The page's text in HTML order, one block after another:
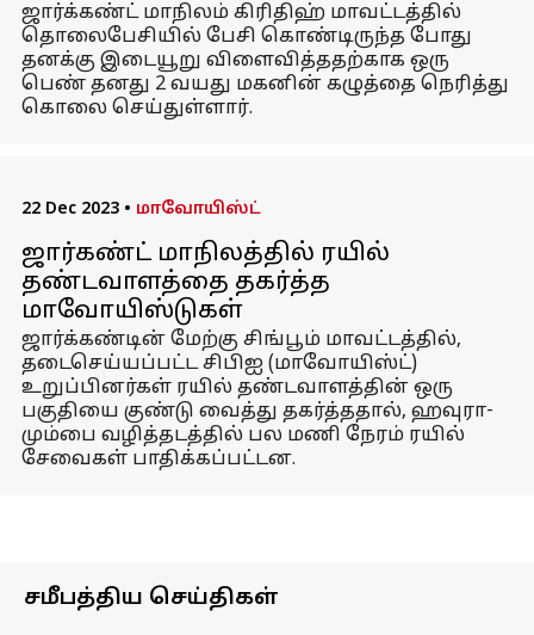
ஜார்க்கண்ட் மாநிலம் கிரிதிஹ் மாவட்டத்தில்
தொலைபேசியில் பேசி கொண்டிருந்த போது
தனக்கு இடையூறு விளைவித்ததற்காக ஒரு
பெண் தனது 2 வயது மகனின் கழுத்தை நெரித்து
கொலை செய்துள்ளார்.
22 Dec 2023 • மாவோயிஸ்ட்
ஜார்கண்ட் மாநிலத்தில் ரயில்
தண்டவாளத்தை தகர்த்த
மாவோயிஸ்டுகள்
ஜார்க்கண்டின் மேற்கு சிங்பூம் மாவட்டத்தில்,
தடைசெய்யப்பட்ட சிபிஐ (மாவோயிஸ்ட்)
உறுப்பினர்கள் ரயில் தண்டவாளத்தின் ஒரு
பகுதியை குண்டு வைத்து தகர்த்ததால், ஹவுரா-
மும்பை வழித்தடத்தில் பல மணி நேரம் ரயில்
சேவைகள் பாதிக்கப்பட்டன.
சமீபத்திய செய்திகள்